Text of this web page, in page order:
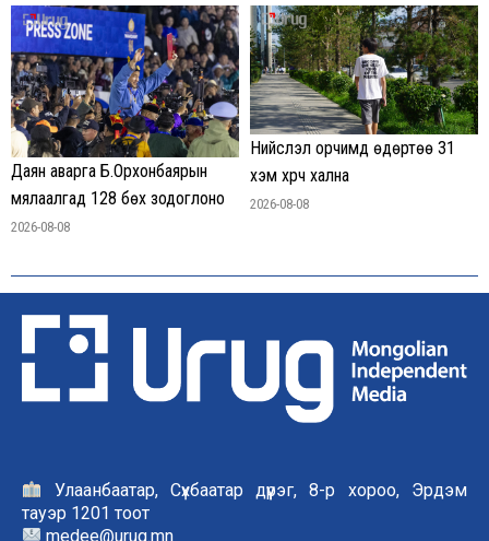
Даян аварга Б.Орхонбаярын
мялаалгад 128 бөх зодоглоно
2026-08-08
Нийслэл орчимд өдөртөө 31
хэм хүрч хална
2026-08-08
Улаанбаатар, Сүхбаатар дүүрэг, 8-р хороо, Эрдэм
тауэр 1201 тоот
medee@urug.mn